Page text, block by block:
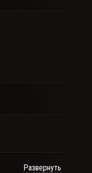
Развернуть